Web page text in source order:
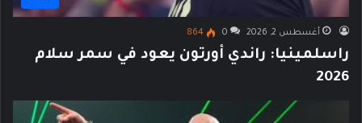
أغسطس 2, 2026 0
864
راسلمينيا: راندي أورتون يعود في سمر سلام
2026